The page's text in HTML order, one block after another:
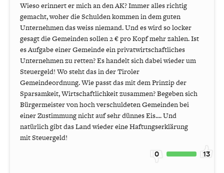
Wieso erinnert er mich an den AK? Immer alles richtig
gemacht, woher die Schulden kommen in dem guten
Unternehmen das weiss niemand. Und es wird so locker
gesagt die Gemeinden sollen 2 € pro Kopf mehr zahlen. Ist
es Aufgabe einer Gemeinde ein privatwirtschaftliches
Unternehmen zu retten? Es handelt sich dabei wieder um
Steuergeld! Wo steht das in der Tiroler
Gemeindeordnung. Wie passt das mit dem Prinzip der
Sparsamkeit, Wirtschaftlichkeit zusammen? Begeben sich
Bürgermeister von hoch verschuldeten Gemeinden bei
einer Zustimmung nicht auf sehr dünnes Eis.... Und
natürlich gibt das Land wieder eine Haftungserklärung
mit Steuergeld!
0 13